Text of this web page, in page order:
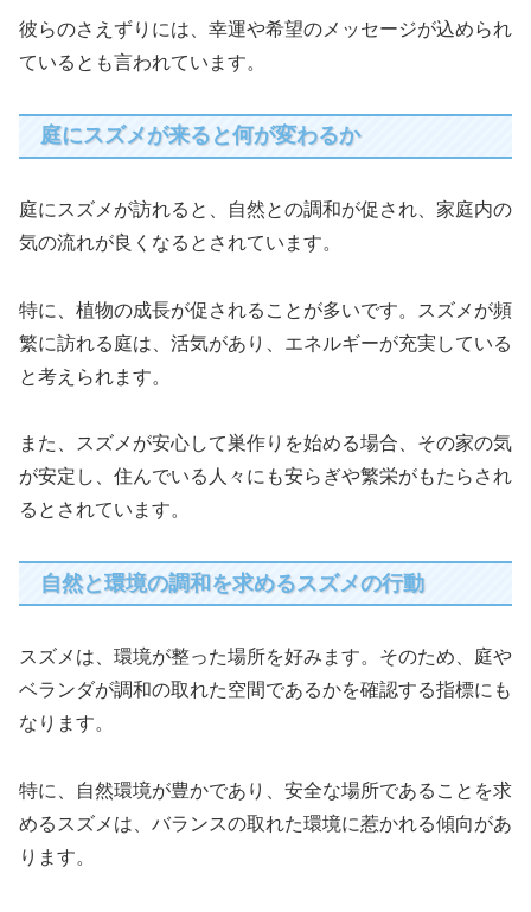
彼らのさえずりには、幸運や希望のメッセージが込められ
ているとも言われています。
庭にスズメが来ると何が変わるか
庭にスズメが訪れると、自然との調和が促され、家庭内の
気の流れが良くなるとされています。
特に、植物の成長が促されることが多いです。スズメが頻
繁に訪れる庭は、活気があり、エネルギーが充実している
と考えられます。
また、スズメが安心して巣作りを始める場合、その家の気
が安定し、住んでいる人々にも安らぎや繁栄がもたらされ
るとされています。
自然と環境の調和を求めるスズメの行動
スズメは、環境が整った場所を好みます。そのため、庭や
ベランダが調和の取れた空間であるかを確認する指標にも
なります。
特に、自然環境が豊かであり、安全な場所であることを求
めるスズメは、バランスの取れた環境に惹かれる傾向があ
ります。